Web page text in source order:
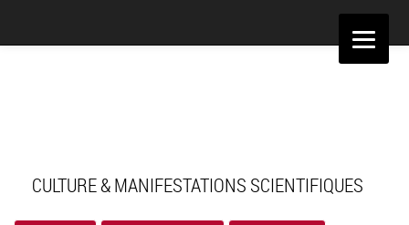
Aller
CULTURE & MANIFESTATIONS SCIENTIFIQUES